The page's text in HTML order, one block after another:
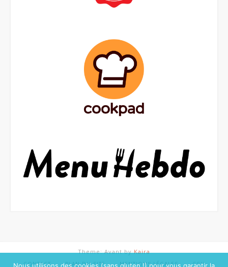
Theme: Avant byKaira
CONTACT PLAN DU SITE MENTIONS LÉGALES CGV